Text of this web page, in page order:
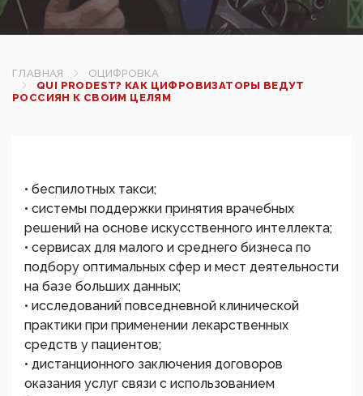
ГЛАВНАЯ
ОЦИФРОВКА
QUI PRODEST? КАК ЦИФРОВИЗАТОРЫ ВЕДУТ
РОССИЯН К СВОИМ ЦЕЛЯМ
• беспилотных такси;
• системы поддержки принятия врачебных
решений на основе искусственного интеллекта;
• сервисах для малого и среднего бизнеса по
подбору оптимальных сфер и мест деятельности
на базе больших данных;
• исследований повседневной клинической
практики при применении лекарственных
средств у пациентов;
• дистанционного заключения договоров
оказания услуг связи с использованием